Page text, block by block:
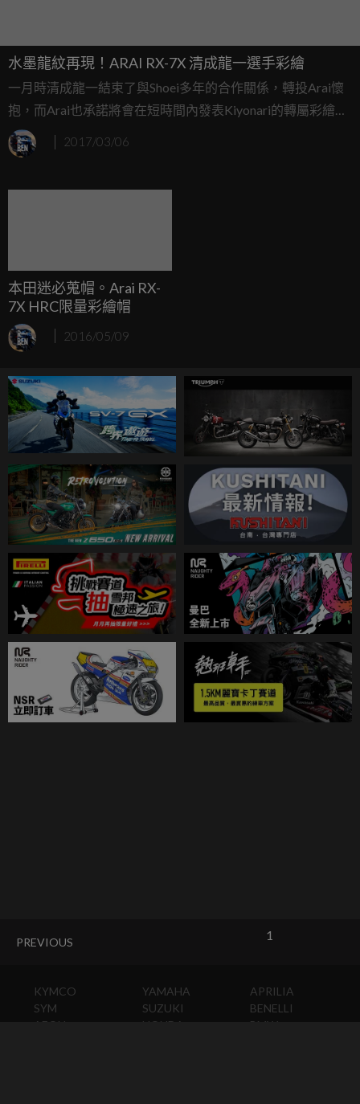
水墨龍紋再現！ARAI RX-7X 清成龍一選手彩繪
一月時清成龍一結束了與Shoei多年的合作關係，轉投Arai懷
抱，而Arai也承諾將會在短時間內發表Kiyonari的轉屬彩繪，
事隔不到一個月，清成龍一就戴著全新的RX-7X登上了鈴鹿
賽道，現在就讓我們一起來看看Arai是如何詮釋這經典的水
2017/03/06
本田迷必蒐帽。Arai RX-
7X HRC限量彩繪帽
2016/05/09
PREVIOUS 1
KYMCO
SYM
AEON
YAMAHA
SUZUKI
HONDA
APRILIA
BENELLI
BMW